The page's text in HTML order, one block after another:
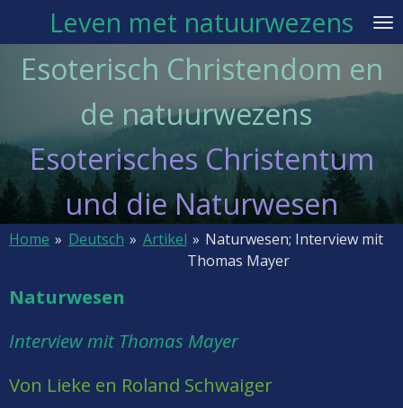
naar
de
hoofdinhoud
Leven met natuurwezens
Esoterisch Christendom en
de natuurwezens
Esoterisches Christentum
und die Naturwesen
Home » Deutsch » Artikel » Naturwesen; Interview mit
Thomas Mayer
Naturwesen
Interview mit Thomas Mayer
Von Lieke en Roland Schwaiger